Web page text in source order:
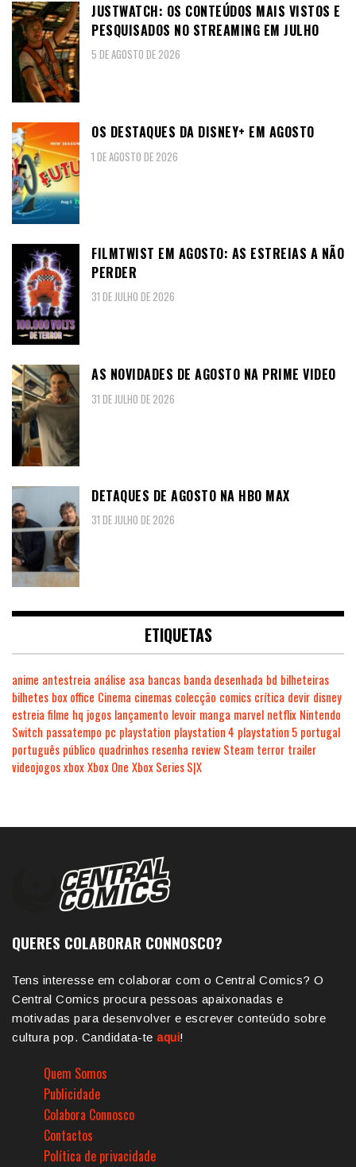
JUSTWATCH: OS CONTEÚDOS MAIS VISTOS E
PESQUISADOS NO STREAMING EM JULHO
5 DE AGOSTO DE 2026
OS DESTAQUES DA DISNEY+ EM AGOSTO
1 DE AGOSTO DE 2026
FILMTWIST EM AGOSTO: AS ESTREIAS A NÃO
PERDER
31 DE JULHO DE 2026
AS NOVIDADES DE AGOSTO NA PRIME VIDEO
31 DE JULHO DE 2026
DETAQUES DE AGOSTO NA HBO MAX
31 DE JULHO DE 2026
ETIQUETAS
anime antestreia análise asa bancas banda desenhada bd bilheteiras
bilhetes box office Cinema cinemas colecção comics crítica devir disney
estreia filme hq jogos lançamento levoir manga marvel netflix Nintendo
Switch passatempo pc playstation playstation 4 playstation 5 portugal
português público quadrinhos resenha review Steam terror trailer
videojogosxboxXbox One Xbox Series S|X
QUERES COLABORAR CONNOSCO?
Tens interesse em colaborar com o Central Comics? O
Central Comics procura pessoas apaixonadas e
motivadas para desenvolver e escrever conteúdo sobre
cultura pop. Candidata-te aqui!
Quem Somos
Publicidade
Colabora Connosco
Contactos
Política de privacidade